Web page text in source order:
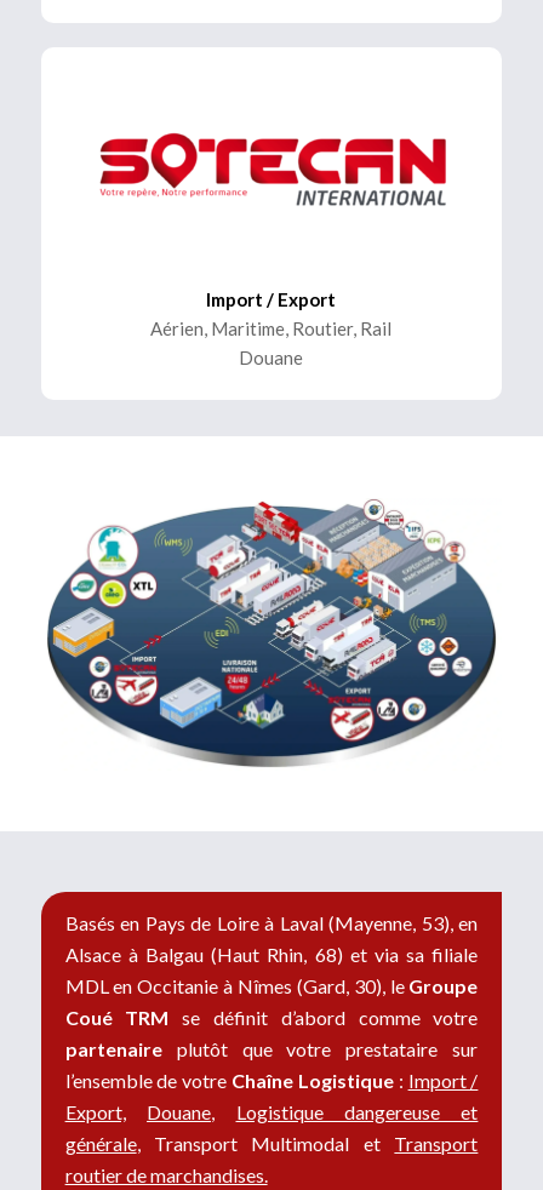
Import / Export
Aérien, Maritime, Routier, Rail
Douane
Basés en Pays de Loire à Laval (Mayenne, 53), en
Alsace à Balgau (Haut Rhin, 68) et via sa filiale
MDL en Occitanie à Nîmes (Gard, 30), le Groupe
Coué TRM
se définit d’abord comme votre
partenaireplutôt que votre prestataire sur
l’ensemble de votre Chaîne Logistique: Import /
Export,
Douane, Logistique dangereuse et
générale, Transport Multimodal et Transport
routier de marchandises.